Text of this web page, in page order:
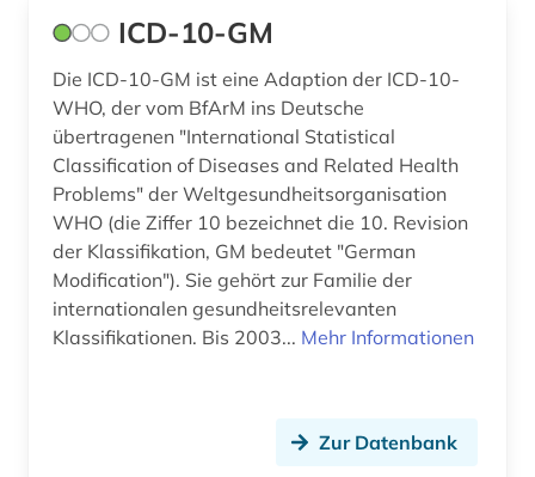
homöopathie (1)
häusliche krankenpflege (1)
infektiologie (1)
intervention study (1)
interventionsstudie (1)
klassifikation (3)
klinische forschung (1)
ICD-10-GM
Die ICD-10-GM ist eine Adaption der ICD-10-
WHO, der vom BfArM ins Deutsche
übertragenen "International Statistical
Classification of Diseases and Related Health
Problems" der Weltgesundheitsorganisation
WHO (die Ziffer 10 bezeichnet die 10. Revision
der Klassifikation, GM bedeutet "German
Modification"). Sie gehört zur Familie der
internationalen gesundheitsrelevanten
Klassifikationen. Bis 2003... Mehr Informationen
Zur Datenbank